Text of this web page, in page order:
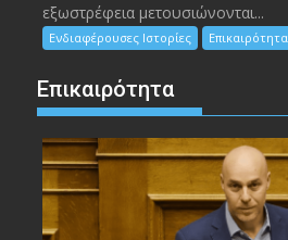
εξωστρέφεια μετουσιώνονται...
Ενδιαφέρουσες Ιστορίες Επικαιρότητα
Επικαιρότητα